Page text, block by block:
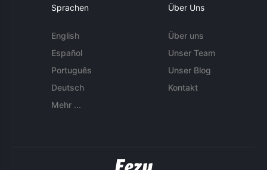
Sprachen
English
Español
Português
Deutsch
Mehr ...
Über Uns
Über uns
Unser Team
Unser Blog
Kontakt